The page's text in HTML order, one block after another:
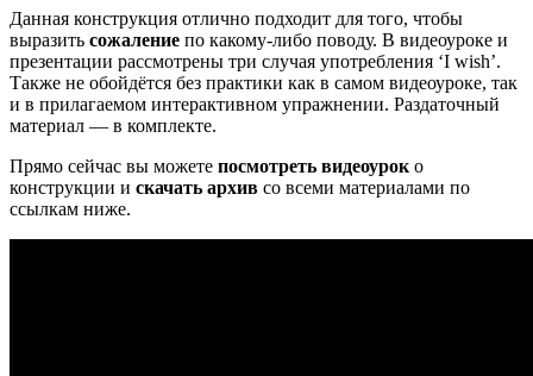
Данная конструкция отлично подходит для того, чтобы
выразить сожаление по какому-либо поводу. В видеоуроке и
презентации рассмотрены три случая употребления ‘I wish’.
Также не обойдётся без практики как в самом видеоуроке, так
и в прилагаемом интерактивном упражнении. Раздаточный
материал — в комплекте.
Прямо сейчас вы можете посмотреть видеоурок о
конструкции и скачать архив со всеми материалами по
ссылкам ниже.